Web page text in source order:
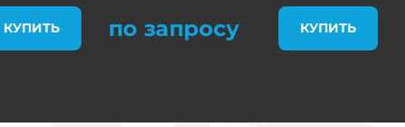
КУПИТЬ по запросу КУПИТЬ